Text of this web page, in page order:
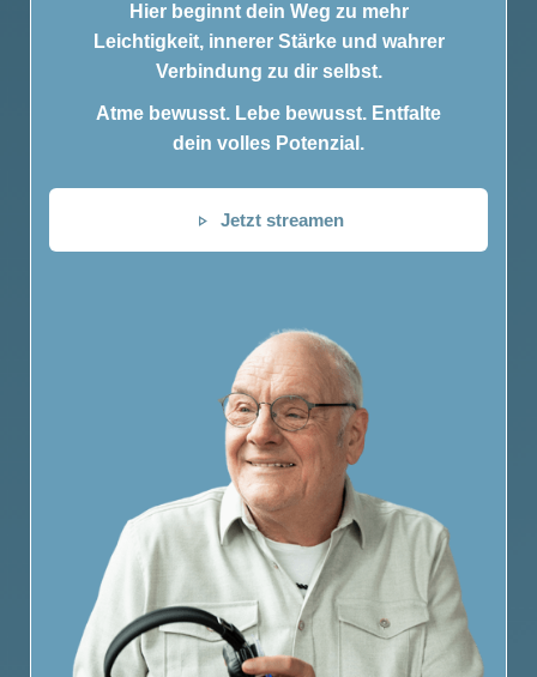
Hier beginnt dein Weg zu mehr
Leichtigkeit, innerer Stärke und wahrer
Verbindung zu dir selbst.
Atme bewusst. Lebe bewusst. Entfalte
dein volles Potenzial.
Jetzt streamen